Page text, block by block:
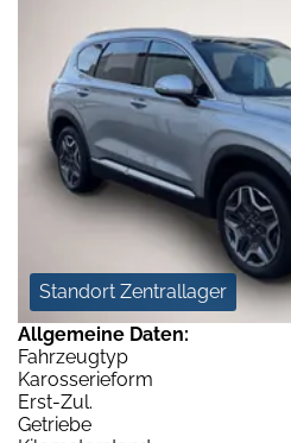
Standort Zentrallager
Allgemeine Daten:
Fahrzeugtyp
Karosserieform
Erst-Zul.
Getriebe